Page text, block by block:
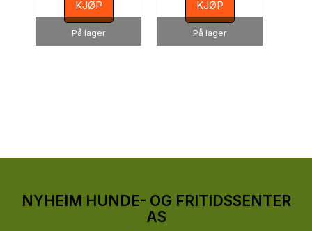
På lager
KJØP
På lager
KJØP
NYHEIM HUNDE- OG FRITIDSSENTER
AS